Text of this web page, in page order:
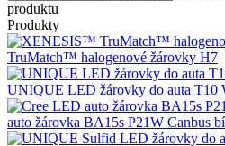
produktu
Produkty
TruMatch™ halogenové žárovky H7
UNIQUE LED žárovky do auta T10
auto žárovka BA15s P21W Canbus